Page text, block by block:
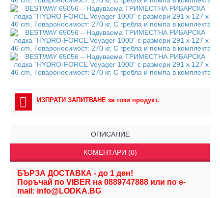
ИЗПРАТИ ЗАПИТВАНЕ за този продукт.
ОПИСАНИЕ
КОМЕНТАРИ (0)
БЪРЗА ДОСТАВКА - до 1 ден!
Поръчай по VIBER на 0889747888 или по e-
mail: info@LODKA.BG